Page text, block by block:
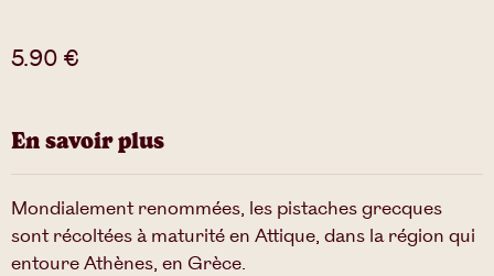
5.90€
En savoir plus
Mondialement renommées, les pistaches grecques
sont récoltées à maturité en Attique, dans la région qui
entoure Athènes, en Grèce.